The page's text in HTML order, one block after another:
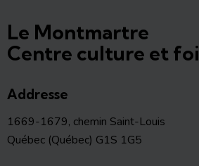
Le Montmartre
Centre culture et foi
Addresse
1669-1679, chemin Saint-Louis
Québec (Québec) G1S 1G5